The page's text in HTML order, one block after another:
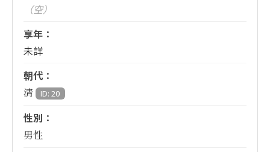
（空）
享年：
未詳
朝代：
清 ID: 20
性別：
男性